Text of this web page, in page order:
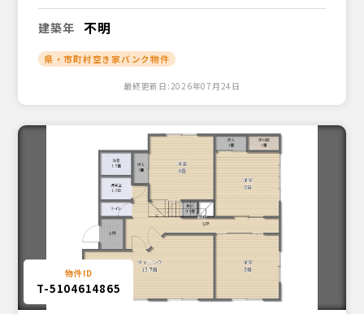
建築年 不明
県・市町村空き家バンク物件
最終更新日:2026年07月24日
T-5104614865